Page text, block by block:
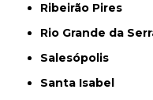
Ribeirão Pires
Rio Grande da
Salesópolis
Santa Isabel